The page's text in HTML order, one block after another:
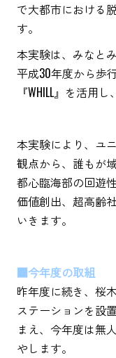
で大都市における
す。
本実験は、みなと
平成30年度から歩
『WHILL』を活用
本実験により、ユ
観点から、誰もが
都心臨海部の回遊
価値創出、超高齢
いきます。
■今年度の取組
昨年度に続き、桜
ステーションを設
まえ、今年度は無
やします。